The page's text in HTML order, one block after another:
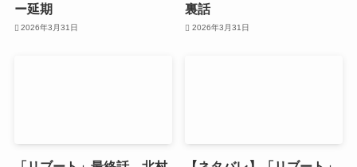
ー延期
2026年3月31日
裏話
2026年3月31日